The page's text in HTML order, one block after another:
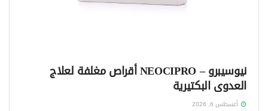
نيوسيبرو – NEOCIPRO أقراص مغلفة لعلاج
العدوى البكتيرية
أغسطس 6, 2026